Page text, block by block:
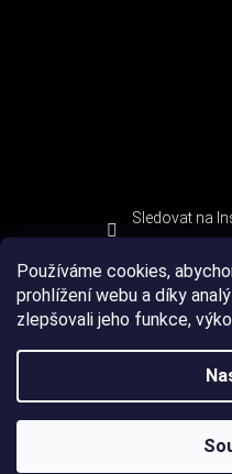
Používáme cookies,
prohlížení webu a díky
zlepšovali jeho funkce,
Sledovat na
DEVIL